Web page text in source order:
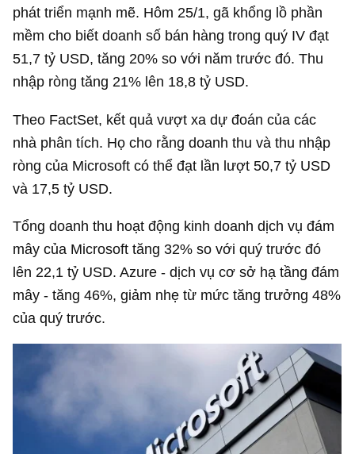
phát triển mạnh mẽ. Hôm 25/1, gã khổng lồ phần
mềm cho biết doanh số bán hàng trong quý IV đạt
51,7 tỷ USD, tăng 20% so với năm trước đó. Thu
nhập ròng tăng 21% lên 18,8 tỷ USD.
Theo FactSet, kết quả vượt xa dự đoán của các
nhà phân tích. Họ cho rằng doanh thu và thu nhập
ròng của Microsoft có thể đạt lần lượt50,7 tỷ USD
và 17,5 tỷ USD.
Tổng doanh thu hoạt động kinh doanh dịch vụ đám
mây của Microsoft tăng 32% so với quý trước đó
lên 22,1 tỷ USD. Azure - dịch vụ cơ sở hạ tầng đám
mây - tăng 46%, giảm nhẹ từ mức tăng trưởng 48%
của quý trước.